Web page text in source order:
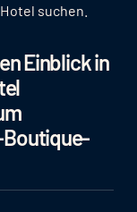
suchen.
Einblick in